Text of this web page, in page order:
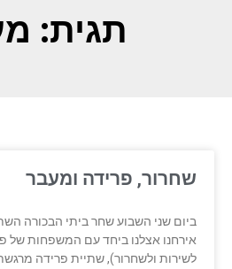
תגית:
שחרור, פרידה ומעבר
ביום שני השבוע שחר ביתי הבכורה
אירחנו אצלנו ביחד עם המשפחות של
לשירות ולשחרור), שתיית פרידה